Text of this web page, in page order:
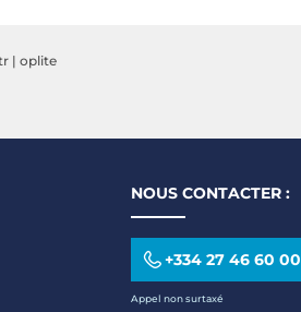
| oplite
NOUS CONTACTER :
+334 27 46 60 00
Appel non surtaxé